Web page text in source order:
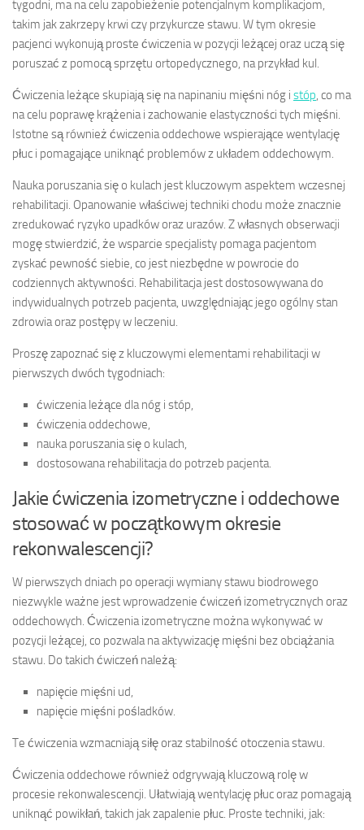
tygodni, ma na celu zapobieżenie potencjalnym komplikacjom,
takim jak zakrzepy krwi czy przykurcze stawu. W tym okresie
pacjenci wykonują proste ćwiczenia w pozycji leżącej oraz uczą się
poruszać z pomocą sprzętu ortopedycznego, na przykład kul.
Ćwiczenia leżące skupiają się na napinaniu mięśni nóg i stóp, co ma
na celu poprawę krążenia i zachowanie elastyczności tych mięśni.
Istotne są również ćwiczenia oddechowe wspierające wentylację
płuc i pomagające uniknąć problemów z układem oddechowym.
Nauka poruszania się o kulach jest kluczowym aspektem wczesnej
rehabilitacji. Opanowanie właściwej techniki chodu może znacznie
zredukować ryzyko upadków oraz urazów. Z własnych obserwacji
mogę stwierdzić, że wsparcie specjalisty pomaga pacjentom
zyskać pewność siebie, co jest niezbędne w powrocie do
codziennych aktywności. Rehabilitacja jest dostosowywana do
indywidualnych potrzeb pacjenta, uwzględniając jego ogólny stan
zdrowia oraz postępy w leczeniu.
Proszę zapoznać się z kluczowymi elementami rehabilitacji w
pierwszych dwóch tygodniach:
ćwiczenia leżące dla nóg i stóp,
ćwiczenia oddechowe,
nauka poruszania się o kulach,
dostosowana rehabilitacja do potrzeb pacjenta.
Jakie ćwiczenia izometryczne i oddechowe
stosować w początkowym okresie
rekonwalescencji?
W pierwszych dniach po operacji wymiany stawu biodrowego
niezwykle ważne jest wprowadzenie ćwiczeń izometrycznych oraz
oddechowych. Ćwiczenia izometryczne można wykonywać w
pozycji leżącej, co pozwala na aktywizację mięśni bez obciążania
stawu. Do takich ćwiczeń należą:
napięcie mięśni ud,
napięcie mięśni pośladków.
Te ćwiczenia wzmacniają siłę oraz stabilność otoczenia stawu.
Ćwiczenia oddechowe również odgrywają kluczową rolę w
procesie rekonwalescencji. Ułatwiają wentylację płuc oraz pomagają
uniknąć powikłań, takich jak zapalenie płuc. Proste techniki, jak: